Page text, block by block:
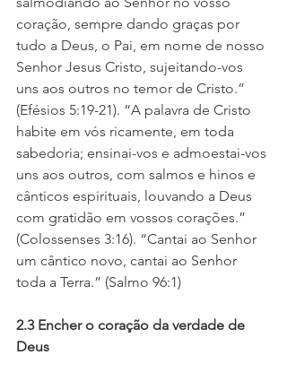
coração, sempre dando graças por
tudo a Deus, o Pai, em nome de nosso
Senhor Jesus Cristo, sujeitando-vos
uns aos outros no temor de Cristo.”
(Efésios 5:19-21). “A palavra de Cristo
habite em vós ricamente, em toda
sabedoria; ensinai-vos e admoestai-vos
uns aos outros, com salmos e hinos e
cânticos espirituais, louvando a Deus
com gratidão em vossos corações.”
(Colossenses 3:16). “Cantai ao Senhor
um cântico novo, cantai ao Senhor
toda a Terra.” (Salmo 96:1)
2.3 Encher o coração da verdade de
Deus